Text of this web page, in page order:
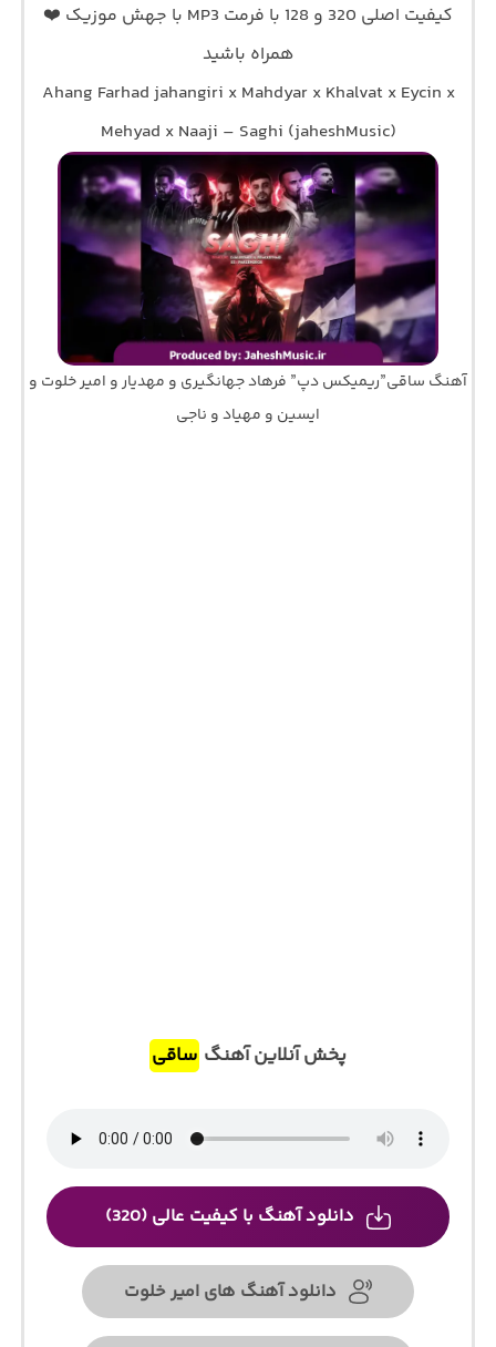
کیفیت اصلی 320 و 128 با فرمت MP3 با جهش موزیک ❤️
همراه باشید
Ahang Farhad jahangiri x Mahdyar x Khalvat x Eycin x
Mehyad x Naaji – Saghi (jaheshMusic)
آهنگ ساقی”ریمیکس دپ” فرهاد جهانگیری و مهدیار و امیر خلوت و
ایسین و مهیاد و ناجی
پخش آنلاین آهنگ ساقی
دانلود آهنگ با کیفیت عالی (320)
دانلود آهنگ های امیر خلوت